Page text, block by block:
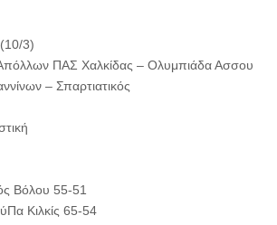
3)
ΠΑΣ Χαλκίδας – Ολυμπιάδα Ασσου
– Σπαρτιατικός
Βόλου 55-51
Κιλκίς 65-54